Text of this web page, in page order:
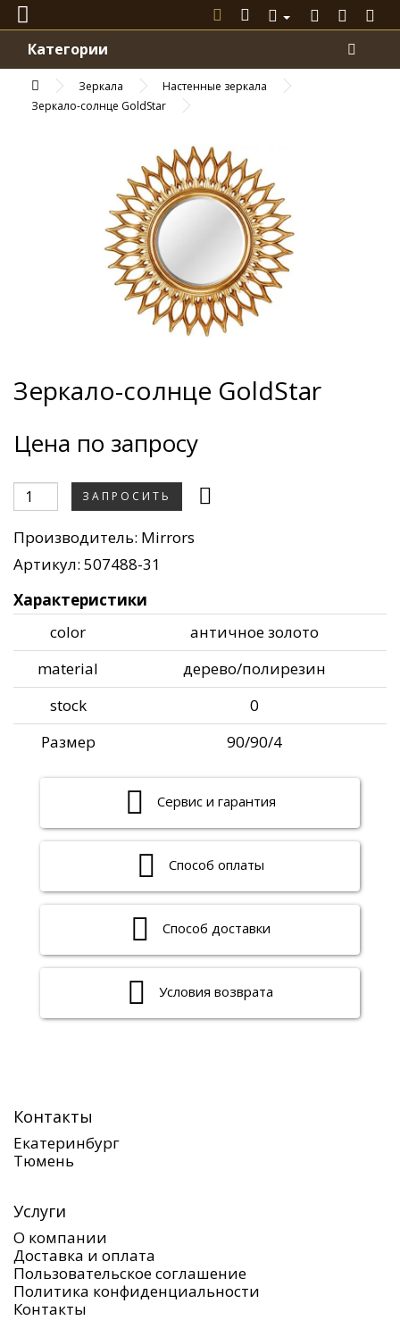
Категории
Зеркала
Настенные зеркала
Зеркало-солнце GoldStar
Зеркало-солнце GoldStar
Цена по запросу
ЗАПРОСИТЬ
Производитель: Mirrors
Артикул: 507488-31
Характеристики
color
античное золото
material
дерево/полирезин
stock
0
Размер
90/90/4
Сервис и гарантия
Способ оплаты
Способ доставки
Условия возврата
Контакты
Екатеринбург
Тюмень
Услуги
О компании
Доставка и оплата
Пользовательское соглашение
Политика конфиденциальности
Контакты